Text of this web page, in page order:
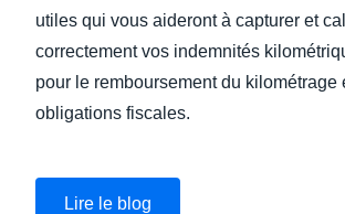
utiles qui vous aideront à capturer et
correctement vos indemnités
pour le remboursement du kilométrage
obligations fiscales.
Lire le blog